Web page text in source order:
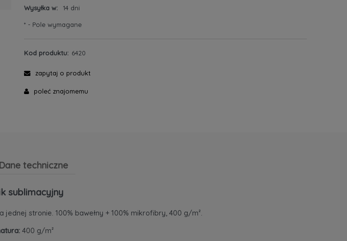
Wysyłka w: 14 dni
* - Pole wymagane
Kod produktu: 6420
zapytaj o produkt
poleć znajomemu
Dane techniczne
sublimacyjny
stronie. 100% bawełny + 100% mikrofibry, 400 g/m².
400 g/m²